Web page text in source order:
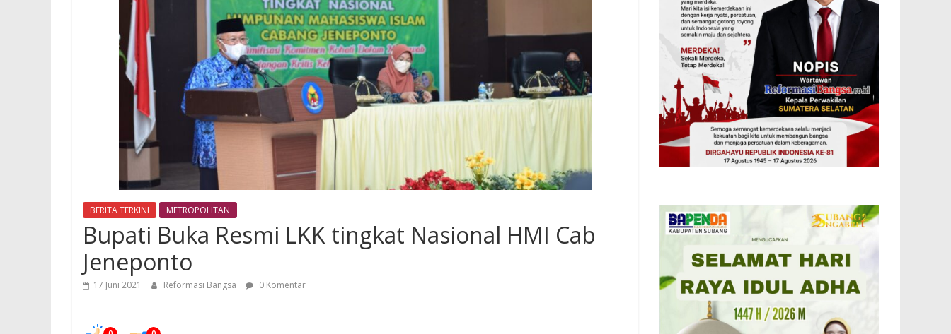
BERITA TERKINI METROPOLITAN
Bupati Buka Resmi LKK tingkat Nasional HMI Cab
Jeneponto
17 Juni 2021 Reformasi Bangsa 0 Komentar